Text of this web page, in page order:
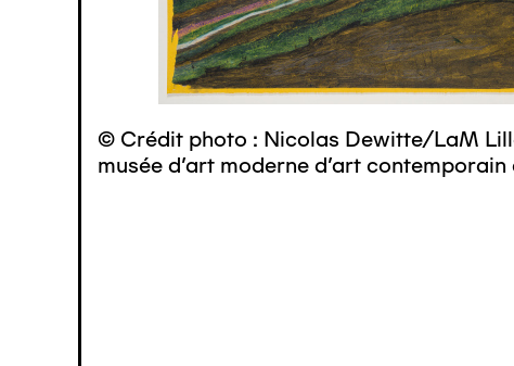
© Crédit photo : Nicolas Dewitte/LaM
musée d’art moderne d’art contemporain